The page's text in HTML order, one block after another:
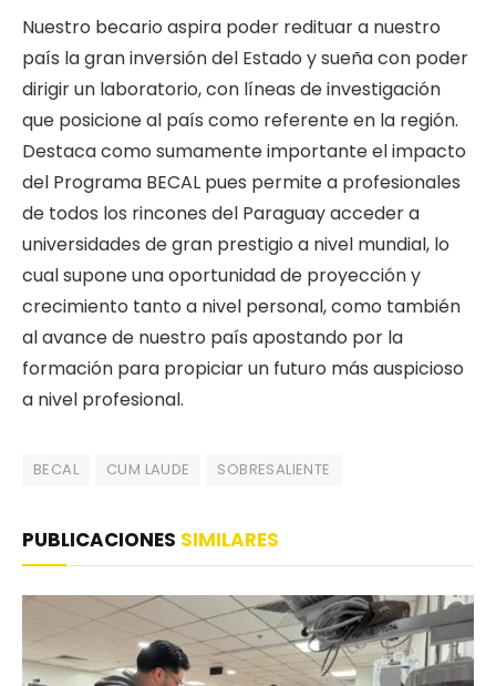
Nuestro becario aspira poder redituar a nuestro
país la gran inversión del Estado y sueña con poder
dirigir un laboratorio, con líneas de investigación
que posicione al país como referente en la región.
Destaca como sumamente importante el impacto
del Programa BECAL pues permite a profesionales
de todos los rincones del Paraguay acceder a
universidades de gran prestigio a nivel mundial, lo
cual supone una oportunidad de proyección y
crecimiento tanto a nivel personal, como también
al avance de nuestro país apostando por la
formación para propiciar un futuro más auspicioso
a nivel profesional.
BECAL CUM LAUDE SOBRESALIENTE
PUBLICACIONES SIMILARES